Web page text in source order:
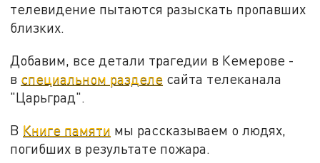
телевидение пытаются разыскать пропавших
близких.
Добавим, все детали трагедии в Кемерове -
в специальном разделе сайта телеканала
"Царьград".
В Книге памяти мы рассказываем о людях,
погибших в результате пожара.